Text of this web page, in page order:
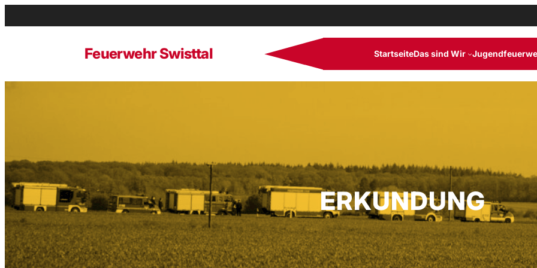
Inhalt
Feuerwehr Swisttal StartseiteDas sind Wir
ERKUNDUNG